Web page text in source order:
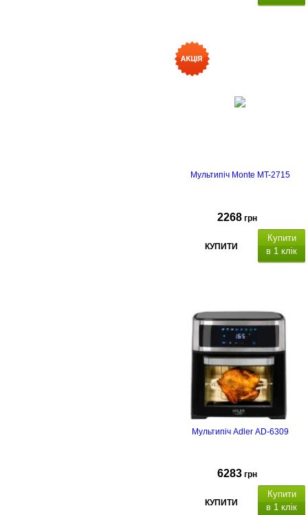
Мультипіч Monte MT-2715
2268 грн
КУПИТИ
Купити
в 1 клік
Мультипіч Adler AD-6309
6283 грн
КУПИТИ
Купити
в 1 клік